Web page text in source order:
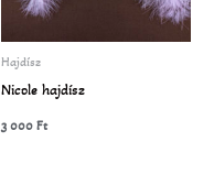
Hajdísz
Nicole hajdísz
3 000 Ft